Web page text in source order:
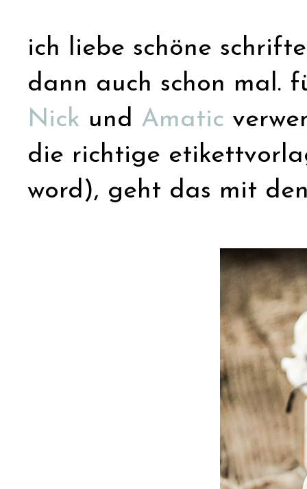
ich liebe schöne
dann auch schon mal.
Nick und Amatic
die richtige
word), geht das mit